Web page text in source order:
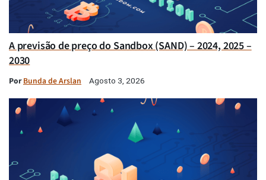
A previsão de preço do Sandbox (SAND) – 2024, 2025 –
2030
PorBunda de Arslan Agosto 3, 2026